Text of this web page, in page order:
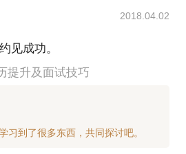
2018.04.02
见成功。
提升及面试技巧